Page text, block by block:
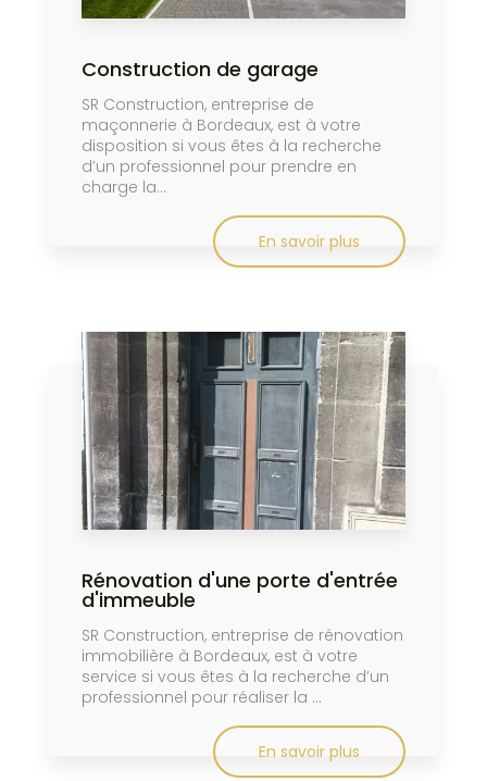
Construction de garage
SR Construction, entreprise de
maçonnerie à Bordeaux, est à votre
disposition si vous êtes à la recherche
d’un professionnel pour prendre en
charge la...
En savoir plus
Rénovation d'une porte d'entrée
d'immeuble
SR Construction, entreprise de rénovation
immobilière à Bordeaux, est à votre
service si vous êtes à la recherche d’un
professionnel pour réaliser la ...
En savoir plus